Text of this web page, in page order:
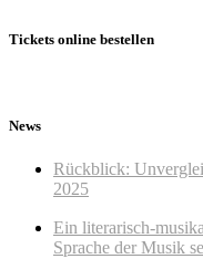
Tickets online bestellen
News
Rückblick:
2025
Ein literarisch-
Sprache der Musik